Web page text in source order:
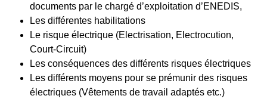
documents par le chargé d’exploitation d’ENEDIS,
Les différentes habilitations
Le risque électrique (Electrisation, Electrocution,
Court-Circuit)
Les conséquences des différents risques électriques
Les différents moyens pour se prémunir des risques
électriques (Vêtements de travail adaptés etc.)